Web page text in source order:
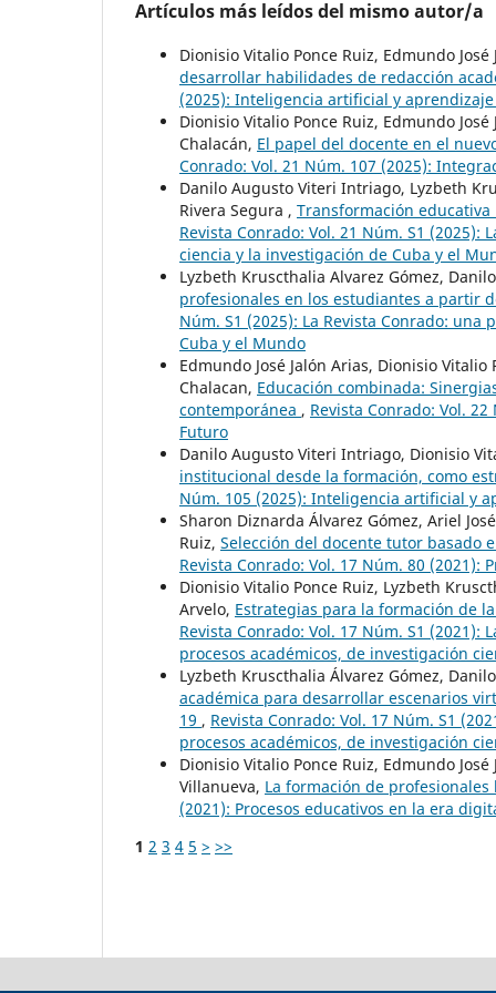
Artículos más leídos del mismo autor/a
Dionisio Vitalio Ponce Ruiz, Edmundo
desarrollar habilidades de redacción
(2025): Inteligencia artificial y
Dionisio Vitalio Ponce Ruiz, Edmundo
Chalacán, El papel del docente en el
Conrado: Vol. 21 Núm. 107 (2025):
Danilo Augusto Viteri Intriago, Lyzbeth
Rivera Segura , Transformación
Revista Conrado: Vol. 21 Núm. S1
ciencia y la investigación de Cuba y el
Lyzbeth Kruscthalia Alvarez Gómez,
profesionales en los estudiantes a partir
Núm. S1 (2025): La Revista Conrado:
Cuba y el Mundo
Edmundo José Jalón Arias, Dionisio
Chalacan, Educación combinada:
contemporánea , Revista Conrado: Vol.
Futuro
Danilo Augusto Viteri Intriago, Dionisio
institucional desde la formación, como
Núm. 105 (2025): Inteligencia artificial y
Sharon Diznarda Álvarez Gómez, Ariel
Ruiz, Selección del docente tutor basado
Revista Conrado: Vol. 17 Núm. 80 (2021):
Dionisio Vitalio Ponce Ruiz, Lyzbeth
Arvelo, Estrategias para la formación de
Revista Conrado: Vol. 17 Núm. S1
procesos académicos, de investigación
Lyzbeth Kruscthalia Álvarez Gómez,
académica para desarrollar escenarios
19 , Revista Conrado: Vol. 17 Núm. S1
procesos académicos, de investigación
Dionisio Vitalio Ponce Ruiz, Edmundo
Villanueva, La formación de
(2021): Procesos educativos en la era
1 2 3 4 5 > >>